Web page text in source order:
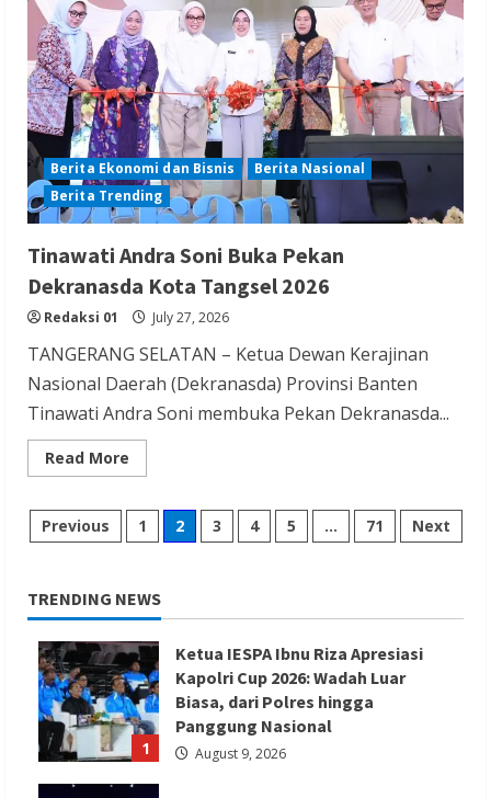
dalam
Daftar
Fortune
Indonesia
Best
Places
to
Invest
Berita Ekonomi dan Bisnis
Berita Nasional
Berita Trending
Tinawati Andra Soni Buka Pekan
Dekranasda Kota Tangsel 2026
Redaksi 01 July 27, 2026
TANGERANG SELATAN – Ketua Dewan Kerajinan
Nasional Daerah (Dekranasda) Provinsi Banten
Tinawati Andra Soni membuka Pekan Dekranasda...
Read More
more
Andra
Soni
Buka
Kota
Tangsel
2026
Posts
Previous 1 2 3 4 5 … 71 Next
TRENDING NEWS
1
Ketua IESPA Ibnu Riza Apresiasi
Kapolri Cup 2026: Wadah Luar
Biasa, dari Polres hingga
Panggung Nasional
August 9, 2026